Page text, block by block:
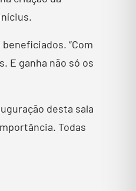
“Com
E ganha não só os
desta sala
Todas